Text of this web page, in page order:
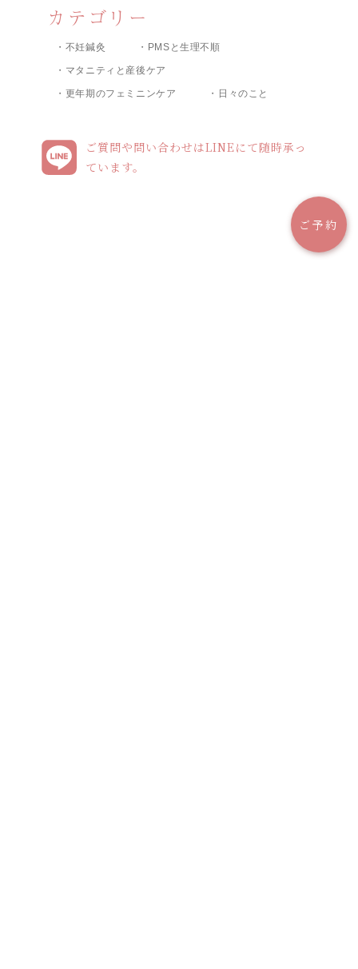
カテゴリー
・不妊鍼灸 ・PMSと生理不順
・マタニティと産後ケア
・更年期のフェミニンケア ・日々のこと
ご質問や問い合わせはLINEにて随時承っ
ています。
ご予約